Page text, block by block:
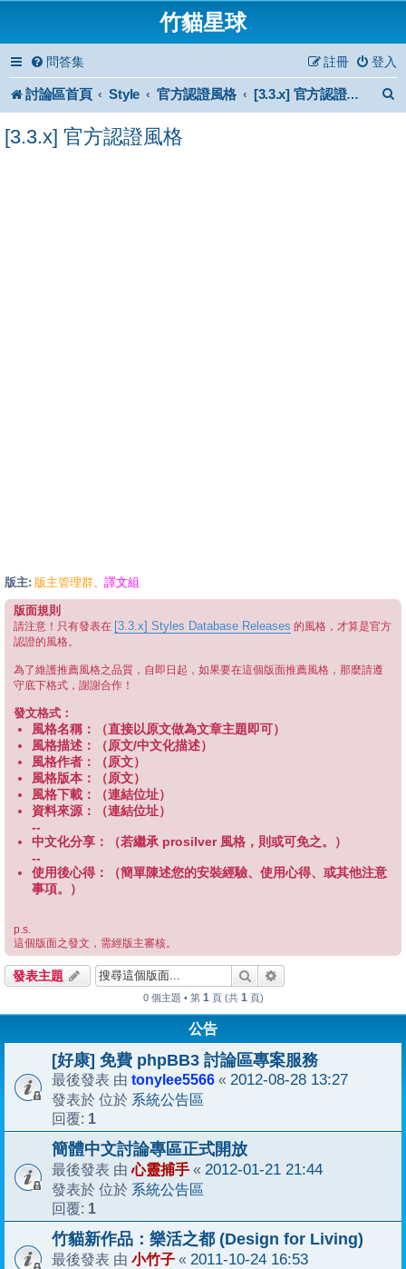
竹貓星球
問答集 登入
註冊
討論區首頁 Style 官方認證風格 [3.3.x] 官方認證風格
[3.3.x] 官方認證風格
版主: 版主管理群、 譯文組
版面規則
請注意！只有發表在 [3.3.x] Styles Database Releases 的風格，才算是官方
認證的風格。
為了維護推薦風格之品質，自即日起，如果要在這個版面推薦風格，那麼請遵
守底下格式，謝謝合作！
發文格式：
風格名稱：（直接以原文做為文章主題即可）
風格描述：（原文/中文化描述）
風格作者：（原文）
風格版本：（原文）
風格下載：（連結位址）
資料來源：（連結位址）
--
中文化分享：（若繼承 prosilver 風格，則或可免之。）
--
使用後心得：（簡單陳述您的安裝經驗、使用心得、或其他注意
事項。）
p.s.
這個版面之發文，需經版主審核。
發表主題 搜尋
0 個主題 • 第 1 頁 (共 1 頁)
公告
[好康] 免費 phpBB3 討論區專案服務
最後發表 由 tonylee5566 « 2012-08-28 13:27
發表於 位於 系統公告區
回覆: 1
簡體中文討論專區正式開放
最後發表 由心靈捕手 « 2012-01-21 21:44
發表於 位於 系統公告區
回覆: 1
竹貓新作品：樂活之都 (Design for Living)
最後發表 由 小竹子 « 2011-10-24 16:53